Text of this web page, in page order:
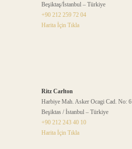
Beşiktaş/İstanbul – Türkiye
+90 212 259 72 04
Harita İçin Tıkla
Ritz Carlton
Harbiye Mah. Asker Ocagi Cad. No: 6
Beşiktas / İstanbul – Türkiye
+90 212 243 40 10
Harita İçin Tıkla